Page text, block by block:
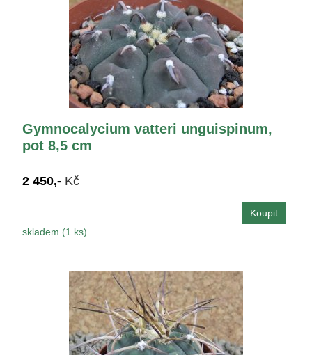
Gymnocalycium vatteri unguispinum,
pot 8,5 cm
2 450,- Kč
skladem (1 ks)